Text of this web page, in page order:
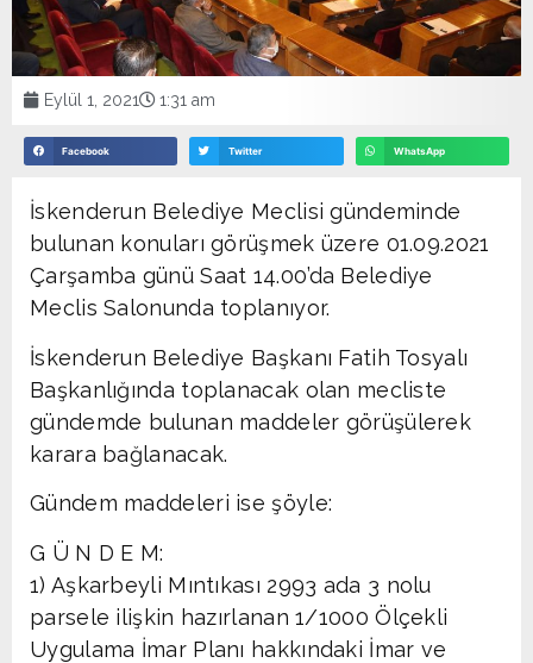
Eylül 1, 2021 1:31 am
Facebook Twitter WhatsApp
İskenderun Belediye Meclisi gündeminde
bulunan konuları görüşmek üzere 01.09.2021
Çarşamba günü Saat 14.00’da Belediye
Meclis Salonunda toplanıyor.
İskenderun Belediye Başkanı Fatih Tosyalı
Başkanlığında toplanacak olan mecliste
gündemde bulunan maddeler görüşülerek
karara bağlanacak.
Gündem maddeleri ise şöyle:
G Ü N D E M:
1) Aşkarbeyli Mıntıkası 2993 ada 3 nolu
parsele ilişkin hazırlanan 1/1000 Ölçekli
Uygulama İmar Planı hakkındaki İmar ve